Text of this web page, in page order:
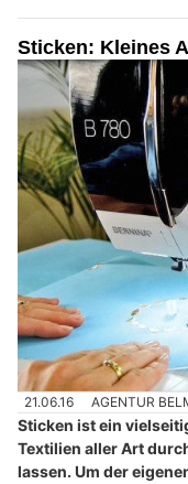
Sticken: Kleines
21.06.16 AGENTUR
Sticken ist ein
Textilien aller Art
lassen. Um der